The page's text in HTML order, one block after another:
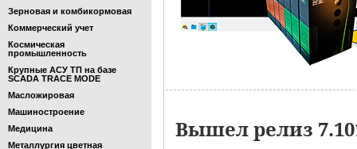
Зерновая и комбикормовая
Коммерческий учет
Космическая
промышленность
Крупные АСУ ТП на базе
SCADA TRACE MODE
Масложировая
Машиностроение
Медицина
Металлургия цветная
Вышел релиз